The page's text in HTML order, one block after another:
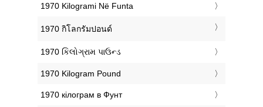
‎1970 Kilogrami Në Funta
‎1970 กิโลกรัมปอนด์
‎1970 કિલોગ્રામ પાઉન્ડ
‎1970 Kilogram Pound
‎1970 кілограм в Фунт